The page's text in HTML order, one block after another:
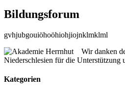
Bildungsforum
gvhjubgouiöhoöhiohjiojnklmklml
Wir danken
Niederschlesien für die Unterstützung
Kategorien